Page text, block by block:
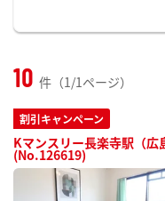
10 件（1/1ページ）
割引キャンペーン
Kマンスリー長楽寺駅（広
(No.126619)